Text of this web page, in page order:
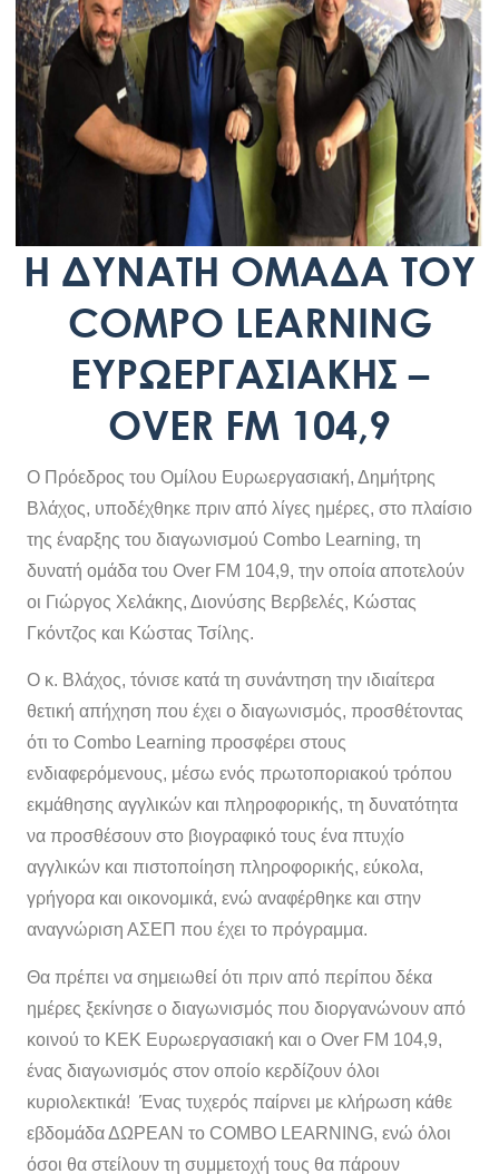
Η ΔΥΝΑΤΗ ΟΜΑΔΑ ΤΟΥ
COMPO LEARNING
ΕΥΡΩΕΡΓΑΣΙΑΚΗΣ –
OVER FM 104,9
Ο Πρόεδρος του Ομίλου Ευρωεργασιακή, Δημήτρης
Βλάχος, υποδέχθηκε πριν από λίγες ημέρες, στο πλαίσιο
της έναρξης του διαγωνισμού Combo Learning, τη
δυνατή ομάδα του Over FM 104,9, την οποία αποτελούν
οι Γιώργος Χελάκης, Διονύσης Βερβελές, Κώστας
Γκόντζος και Κώστας Τσίλης.
Ο κ. Βλάχος, τόνισε κατά τη συνάντηση την ιδιαίτερα
θετική απήχηση που έχει ο διαγωνισμός, προσθέτοντας
ότι το Combo Learning προσφέρει στους
ενδιαφερόμενους, μέσω ενός πρωτοποριακού τρόπου
εκμάθησης αγγλικών και πληροφορικής, τη δυνατότητα
να προσθέσουν στο βιογραφικό τους ένα πτυχίο
αγγλικών και πιστοποίηση πληροφορικής, εύκολα,
γρήγορα και οικονομικά, ενώ αναφέρθηκε και στην
αναγνώριση ΑΣΕΠ που έχει το πρόγραμμα.
Θα πρέπει να σημειωθεί ότι πριν από περίπου δέκα
ημέρες ξεκίνησε ο διαγωνισμός που διοργανώνουν από
κοινού το ΚΕΚ Ευρωεργασιακή και ο Over FM 104,9,
ένας διαγωνισμός στον οποίο κερδίζουν όλοι
κυριολεκτικά! Ένας τυχερός παίρνει με κλήρωση κάθε
εβδομάδα ΔΩΡΕΑΝ το COMBO LEARNING, ενώ όλοι
όσοι θα στείλουν τη συμμετοχή τους θα πάρουν